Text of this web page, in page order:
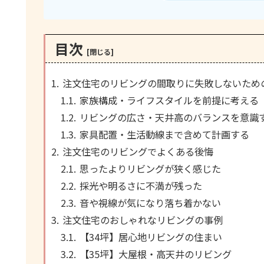
目次
注文住宅のリビングの間取りに失敗しないため
家族構成・ライフスタイルを前提に考える
リビングの広さ・天井高のバランスを意識
家具配置・生活動線まで含めて計画する
注文住宅のリビングでよくある後悔
思ったよりリビングが狭く感じた
採光や明るさに不満が残った
音や視線が気になり落ち着かない
注文住宅のおしゃれなリビングの事例
【34坪】居心地リビングの住まい
【35坪】大屋根・高天井のリビング